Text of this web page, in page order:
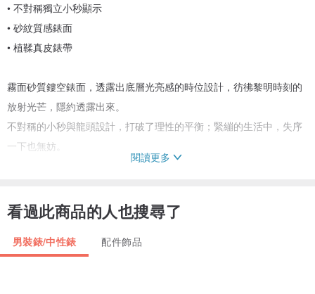
• 不對稱獨立小秒顯示
• 砂紋質感錶面
• 植鞣真皮錶帶
霧面砂質鏤空錶面，透露出底層光亮感的時位設計，彷彿黎明時刻的
放射光芒，隱約透露出來。
不對稱的小秒與龍頭設計，打破了理性的平衡；緊繃的生活中，失序
一下也無妨。
錶帶特別選用植鞣皮革，顏色會依配戴時間逐漸加深，呈現獨有皮革
閱讀更多
看過此商品的人也搜尋了
男裝錶/中性錶 配件飾品